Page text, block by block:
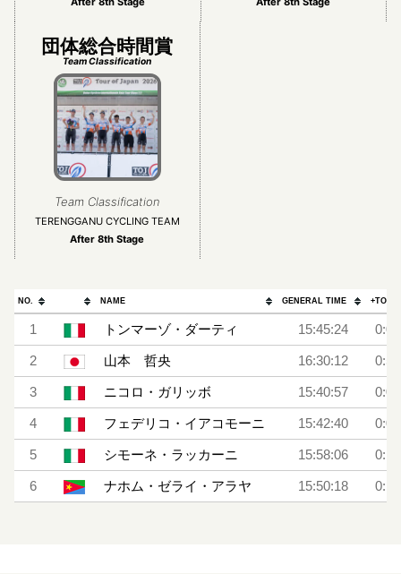
団体総合時間賞
Team Classification
Team Classification
TERENGGANU CYCLING TEAM
After 8th Stage
NO. NAME GENERAL TIME +TOP
1 トンマーゾ・ダーティ 15:45:24
2 山本 哲央 16:30:12
3 ニコロ・ガリッボ 15:40:57
4 フェデリコ・イアコモーニ 15:42:40
5 シモーネ・ラッカーニ 15:58:06
6 ナホム・ゼライ・アラヤ 15:50:18